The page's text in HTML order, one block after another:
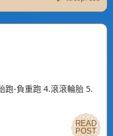
跑-負重跑 4.滾滾輪胎 5.
READ
POST
READ
POST